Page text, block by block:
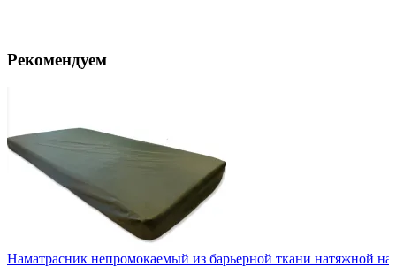
Рекомендуем
Наматрасник непромокаемый из барьерной ткани натяжной